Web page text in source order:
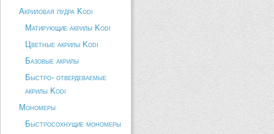
Акриловая пудра Kodi
Матирующие акрилы Kodi
Цветные акрилы Kodi
Базовые акрилы
Быстро- отвердеваемые
акрилы Kodi
Мономеры
Быстросохнущие мономеры